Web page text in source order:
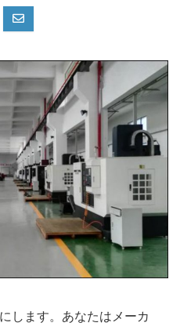
します。あなたはメーカ